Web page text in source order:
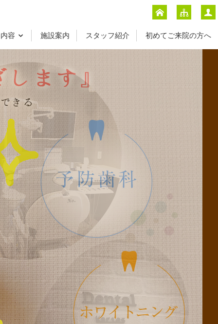
容 施設案内 スタッフ紹介 初めてご来院の方へ